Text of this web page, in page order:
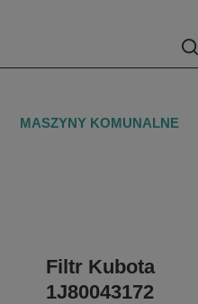
MASZYNY KOMUNALNE
Filtr Kubota
1J80043172